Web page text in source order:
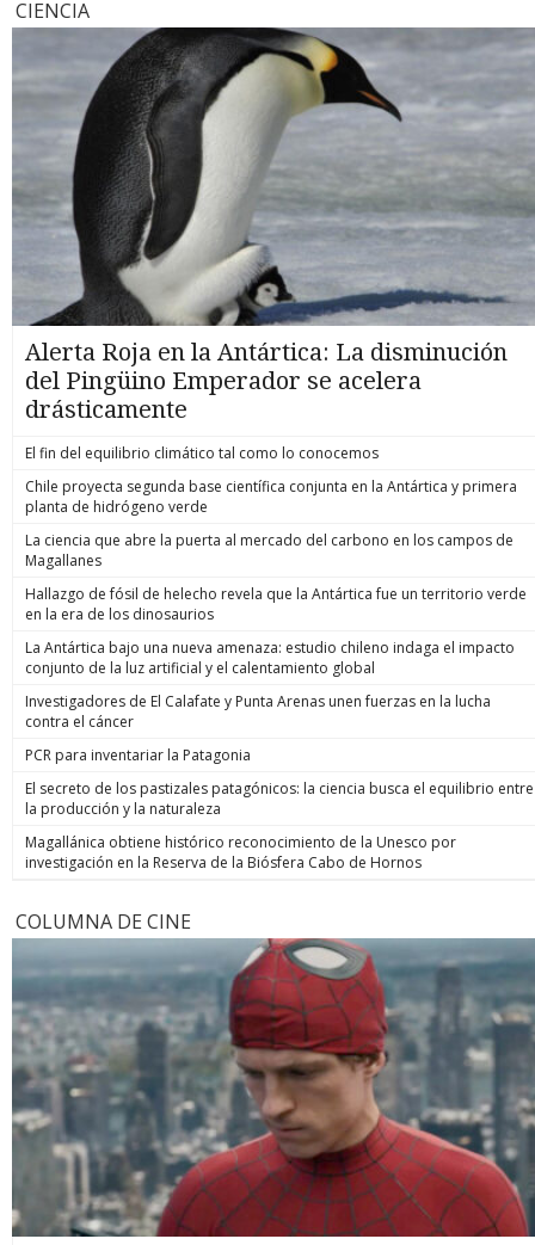
CIENCIA
Alerta Roja en la Antártica: La disminución
del Pingüino Emperador se acelera
drásticamente
El fin del equilibrio climático tal como lo conocemos
Chile proyecta segunda base científica conjunta en la Antártica y primera
planta de hidrógeno verde
La ciencia que abre la puerta al mercado del carbono en los campos de
Magallanes
Hallazgo de fósil de helecho revela que la Antártica fue un territorio verde
en la era de los dinosaurios
La Antártica bajo una nueva amenaza: estudio chileno indaga el impacto
conjunto de la luz artificial y el calentamiento global
Investigadores de El Calafate y Punta Arenas unen fuerzas en la lucha
contra el cáncer
PCR para inventariar la Patagonia
El secreto de los pastizales patagónicos: la ciencia busca el equilibrio entre
la producción y la naturaleza
Magallánica obtiene histórico reconocimiento de la Unesco por
investigación en la Reserva de la Biósfera Cabo de Hornos
COLUMNA DE CINE